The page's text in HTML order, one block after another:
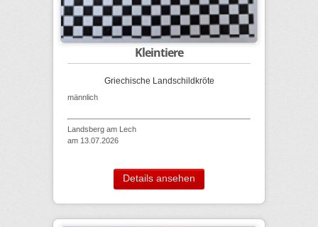
Kleintiere
Griechische Landschildkröte
männlich
Landsberg am Lech
am 13.07.2026
Details ansehen